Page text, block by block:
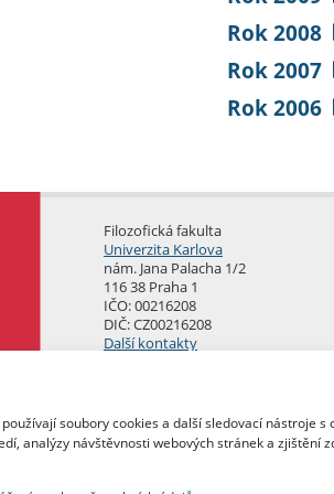
soubory cookies a další sledovací nástroje s
analýzy návštěvnosti webových stránek a zjištění
Rok 2008
Rok 2007
Rok 2006
Filozofická fakulta
Univerzita Karlova
nám. Jana Palacha 1/2
116 38 Praha 1
IČO: 00216208
DIČ: CZ00216208
Další kontakty